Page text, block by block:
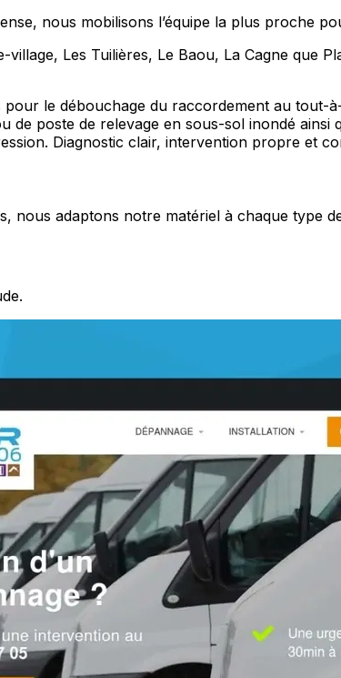
nous mobilisons l’équipe la plus proche
Les Tuilières, Le Baou, La Cagne que
le débouchage du raccordement au tout-
de poste de relevage en sous-sol inondé
Diagnostic clair, intervention propre et
nous adaptons notre matériel à chaque type